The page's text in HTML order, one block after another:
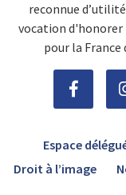
reconnue
vocation d'honorer
pour la France
Espace
Droit à l’image